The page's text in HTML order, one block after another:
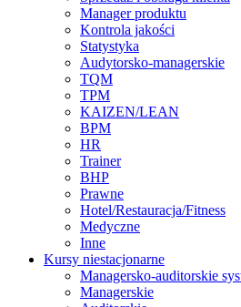
Manager produktu
Kontrola jakości
Statystyka
Audytorsko-managerskie
TQM
TPM
KAIZEN/LEAN
BPM
HR
Trainer
BHP
Prawne
Hotel/Restauracja/Fitness
Medyczne
Inne
Kursy niestacjonarne
Managersko-auditorskie
Managerskie